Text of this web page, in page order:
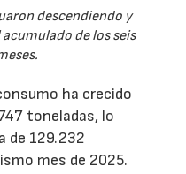
descendiendo y
de los seis
ha crecido
toneladas, lo
de 129.232
mes de 2025.